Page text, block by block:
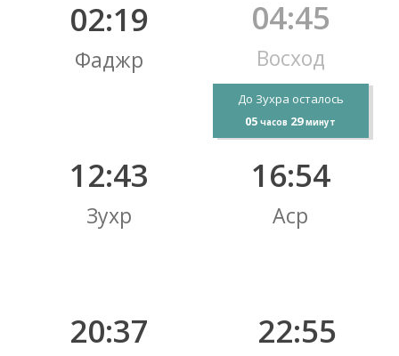
02:19
Фаджр
04:45
Восход
До Зухра осталось
05 часов 29 минут
12:43
Зухр
16:54
Аср
20:37 22:55